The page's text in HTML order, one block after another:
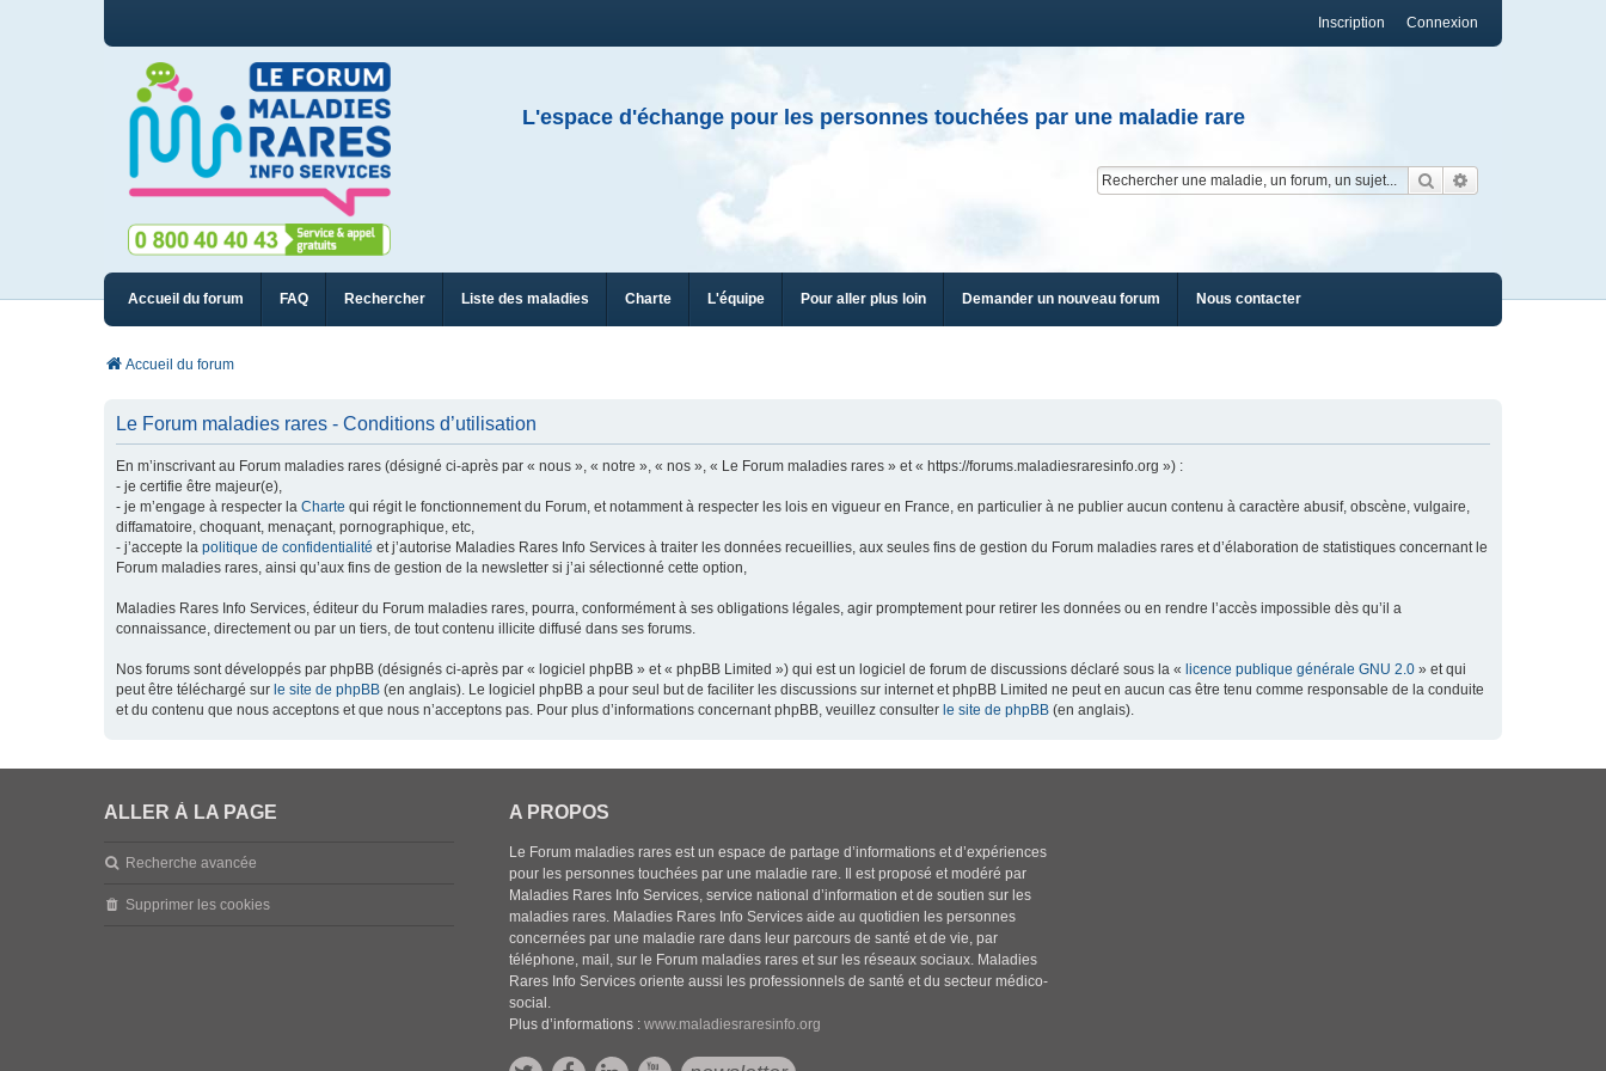
Connexion
Inscription
L'espace d'échange pour les personnes touchées par une maladie rare
Rechercher
Accueil du forum FAQ Rechercher Liste des maladies Charte L'équipe Pour aller plus loin Demander un nouveau forum Nous contacter
Accueil du forum
Le Forum maladies rares - Conditions d’utilisation
En m’inscrivant au Forum maladies rares (désigné ci-après par « nous », « notre », « nos », « Le Forum maladies rares » et « https://forums.maladiesraresinfo.org ») :
- je certifie être majeur(e),
- je m’engage à respecter la Charte qui régit le fonctionnement du Forum, et notamment à respecter les lois en vigueur en France, en particulier à ne publier aucun contenu à caractère abusif, obscène, vulgaire,
diffamatoire, choquant, menaçant, pornographique, etc,
- j’accepte la politique de confidentialité et j’autorise Maladies Rares Info Services à traiter les données recueillies, aux seules fins de gestion du Forum maladies rares et d’élaboration de statistiques concernant le
Forum maladies rares, ainsi qu’aux fins de gestion de la newsletter si j’ai sélectionné cette option,
Maladies Rares Info Services, éditeur du Forum maladies rares, pourra, conformément à ses obligations légales, agir promptement pour retirer les données ou en rendre l’accès impossible dès qu’il a
connaissance, directement ou par un tiers, de tout contenu illicite diffusé dans ses forums.
Nos forums sont développés par phpBB (désignés ci-après par « logiciel phpBB » et « phpBB Limited ») qui est un logiciel de forum de discussions déclaré sous la « licence publique générale GNU 2.0 » et qui
peut être téléchargé sur le site de phpBB (en anglais). Le logiciel phpBB a pour seul but de faciliter les discussions sur internet et phpBB Limited ne peut en aucun cas être tenu comme responsable de la conduite
et du contenu que nous acceptons et que nous n’acceptons pas. Pour plus d’informations concernant phpBB, veuillez consulter le site de phpBB (en anglais).
ALLER À LA PAGE
Recherche avancée
Supprimer les cookies
A PROPOS
Le Forum maladies rares est un espace de partage d’informations et d’expériences
pour les personnes touchées par une maladie rare. Il est proposé et modéré par
Maladies Rares Info Services, service national d’information et de soutien sur les
maladies rares. Maladies Rares Info Services aide au quotidien les personnes
concernées par une maladie rare dans leur parcours de santé et de vie, par
téléphone, mail, sur le Forum maladies rares et sur les réseaux sociaux. Maladies
Rares Info Services oriente aussi les professionnels de santé et du secteur médico-
social.
Plus d’informations :www.maladiesraresinfo.org